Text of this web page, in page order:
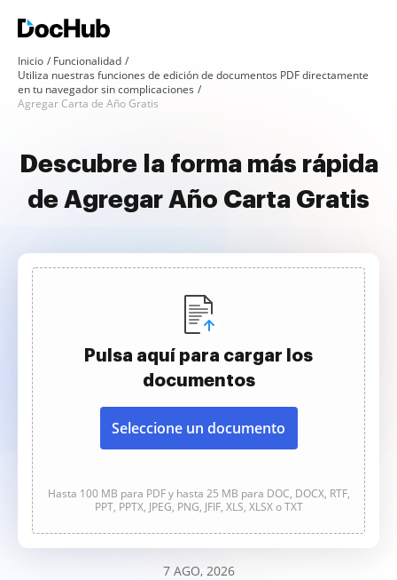
Inicio
Funcionalidad
Utiliza nuestras funciones de edición de documentos PDF directamente
en tu navegador sin complicaciones
Agregar Carta de Año Gratis
Descubre la forma más rápida
de Agregar Año Carta Gratis
Pulsa aquí para cargar los
documentos
Seleccione un documento
Hasta 100 MB para PDF y hasta 25 MB para DOC, DOCX, RTF,
PPT, PPTX, JPEG, PNG, JFIF, XLS, XLSX o TXT
7 AGO, 2026